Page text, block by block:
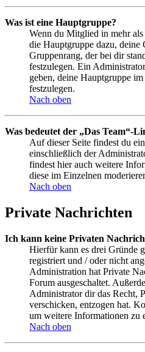
Was ist eine Hauptgruppe?
Wenn du Mitglied in mehr
die Hauptgruppe dazu, deine
Gruppenrang, der bei dir
festzulegen. Ein
geben, deine Hauptgruppe
festzulegen.
Nach oben
Was bedeutet der „Das Team“-
Auf dieser Seite findest du
einschließlich der
findest hier auch weitere
diese im Einzelnen
Nach oben
Private Nachrichten
Ich kann keine Privaten
Hierfür kann es drei Gründe
registriert und / oder nicht
Administration hat Private
Forum ausgeschaltet.
Administrator dir das Recht,
verschicken, entzogen hat.
um weitere Informationen zu
Nach oben